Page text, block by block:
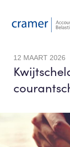
12 MAART 2026